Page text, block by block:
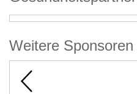
Weitere Sponsoren